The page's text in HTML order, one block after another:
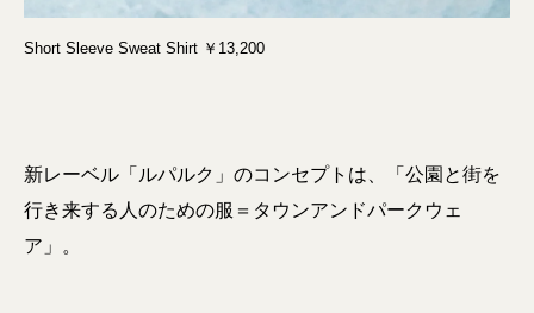
Short Sleeve Sweat Shirt ￥13,200
新レーベル「ルパルク」のコンセプトは、「公園と街を
行き来する人のための服＝タウンアンドパークウェ
ア」。